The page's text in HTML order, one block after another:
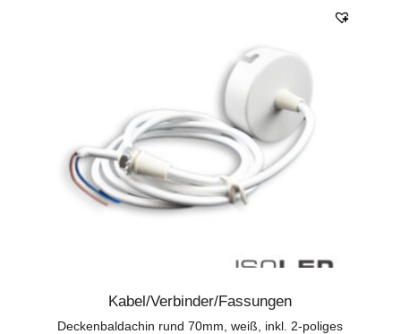
Kabel/Verbinder/Fassungen
Deckenbaldachin rund 70mm, weiß, inkl. 2-poliges